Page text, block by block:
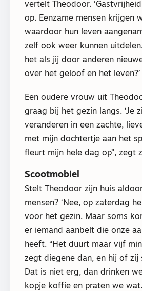
vertelt Theodoor.
op. Eenzame mensen krijgen
waardoor hun leven
zelf ook weer kunnen
het als jij door anderen
over het geloof en het leven?’
Een oudere vrouw uit
graag bij het gezin langs. ‘Je
veranderen in een zachte,
met mijn dochtertje aan het
fleurt mijn hele dag op”, zegt
Scootmobiel
Stelt Theodoor zijn huis
mensen? ‘Nee, op zaterdag
voor het gezin. Maar soms
er iemand aanbelt die onze
heeft. “Het duurt maar vijf
zegt diegene dan, en hij of zij
Dat is niet erg, dan drinken
kopje koffie en praten we